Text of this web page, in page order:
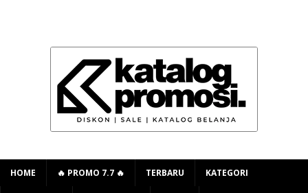
HOME 🔥 PROMO 7.7 🔥 TERBARU KATEGORI